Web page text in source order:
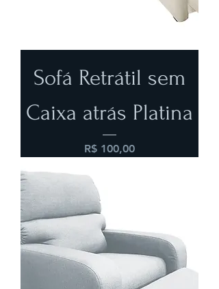
Sofá Retrátil sem
Caixa atrás Platina
Preço
R$ 100,00